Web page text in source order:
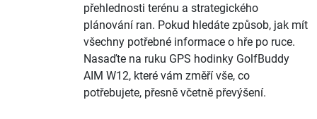
přehlednosti terénu a strategického
plánování ran. Pokud hledáte způsob, jak mít
všechny potřebné informace o hře po ruce.
Nasaďte na ruku GPS hodinky GolfBuddy
AIM W12, které vám změří vše, co
potřebujete, přesně včetně převýšení.